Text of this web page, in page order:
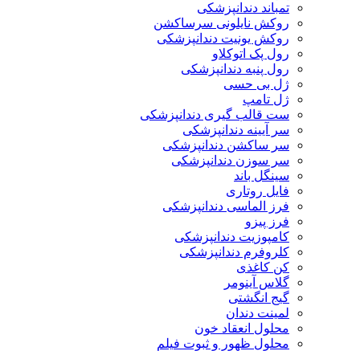
تمباند دندانپزشکی
روکش نایلونی سرساکشن
روکش یونیت دندانپزشکی
رول پک اتوکلاو
رول پنبه دندانپزشکی
ژل بی حسی
ژل تامپ
ست قالب گیری دندانپزشکی
سر آیینه دندانپزشکی
سر ساکشن دندانپزشکی
سر سوزن دندانپزشکی
سینگل باند
فایل روتاری
فرز الماسی دندانپزشکی
فرز پیزو
کامپوزیت دندانپزشکی
کلروفرم دندانپزشکی
کن کاغذی
گلاس آینومر
گیج انگشتی
لمینت دندان
محلول انعقاد خون
محلول ظهور و ثبوت فیلم